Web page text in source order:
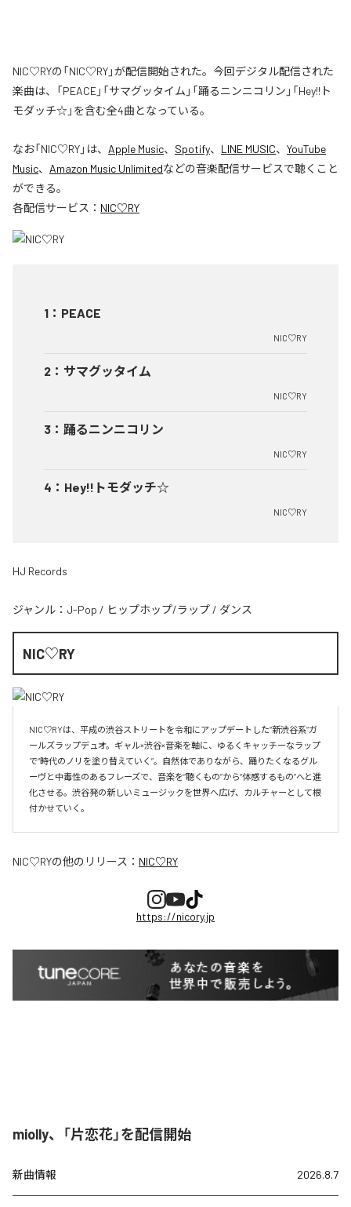
NIC♡RYの「NIC♡RY」が配信開始された。今回デジタル配信された
楽曲は、「PEACE」「サマグッタイム」「踊るニンニコリン」「Hey!!ト
モダッチ☆」を含む全4曲となっている。
なお「NIC♡RY」は、 Apple Music、 Spotify、 LINE MUSIC、 YouTube
Music、 Amazon Music Unlimitedなどの音楽配信サービスで聴くこと
ができる。
各配信サービス： NIC♡RY
1 ： PEACE
NIC♡RY
2 ： サマグッタイム
NIC♡RY
3 ： 踊るニンニコリン
NIC♡RY
4 ： Hey!!トモダッチ☆
NIC♡RY
HJ Records
ジャンル： J-Pop / ヒップホップ/ラップ / ダンス
NIC♡RY
NIC♡RYは、平成の渋谷ストリートを令和にアップデートした“新渋谷系”ガ
ールズラップデュオ。ギャル×渋谷×音楽を軸に、ゆるくキャッチーなラップ
で“時代のノリを塗り替えていく”。自然体でありながら、踊りたくなるグル
ーヴと中毒性のあるフレーズで、音楽を“聴くもの”から“体感するもの”へと進
化させる。渋谷発の新しいミュージックを世界へ広げ、カルチャーとして根
付かせていく。
NIC♡RYの他のリリース： NIC♡RY
https://nicory.jp
miolly、「片恋花」を配信開始
新曲情報 2026.8.7